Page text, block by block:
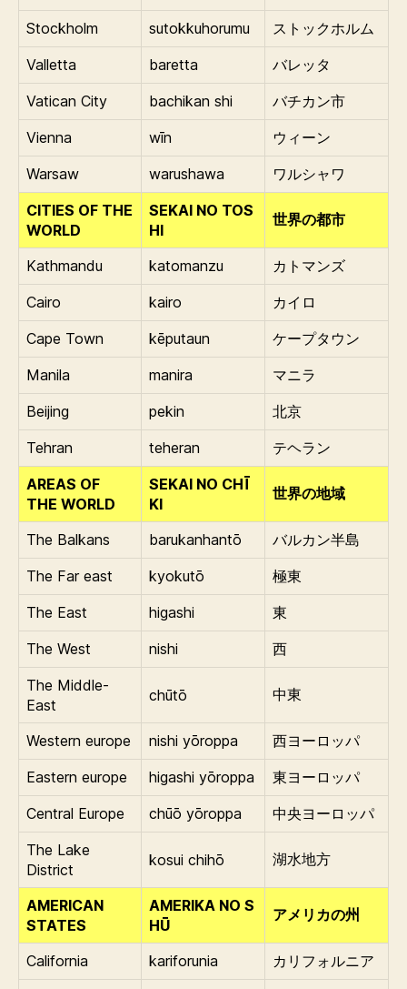
Stockholm
sutokkuhorumu ストックホルム
Valletta baretta バレッタ
Vatican City bachikan shi バチカン市
Vienna wīn ウィーン
Warsaw warushawa ワルシャワ
CITIES OF THE
WORLD
SEKAI NO TOS
HI
世界の都市
Kathmandu katomanzu カトマンズ
Cairo kairo カイロ
Cape Town kēputaun ケープタウン
Manila manira マニラ
Beijing pekin 北京
Tehran teheran テヘラン
AREAS OF
THE WORLD
SEKAI NO CHĪ
KI
世界の地域
The Balkans barukanhantō バルカン半島
The Far east kyokutō 極東
The East higashi 東
The West nishi 西
The Middle-
East
chūtō 中東
Western europe nishi yōroppa 西ヨーロッパ
Eastern europe higashi yōroppa 東ヨーロッパ
Central Europe chūō yōroppa 中央ヨーロッパ
The Lake
District
kosui chihō 湖水地方
AMERICAN
STATES
AMERIKA NO S
HŪ
アメリカの州
California kariforunia カリフォルニア